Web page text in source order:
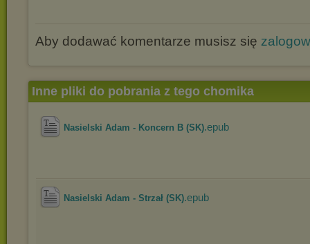
Aby dodawać komentarze musisz się
Inne pliki do pobrania z tego chomika
Nasielski Adam - Koncern B (SK).epub
Nasielski Adam - Strzał (SK).epub